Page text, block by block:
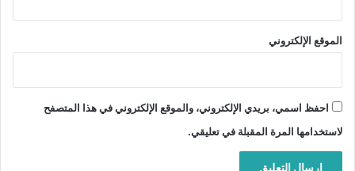
الموقع الإلكتروني
احفظ اسمي، بريدي الإلكتروني، والموقع الإلكتروني في هذا المتصفح
لاستخدامها المرة المقبلة في تعليقي.